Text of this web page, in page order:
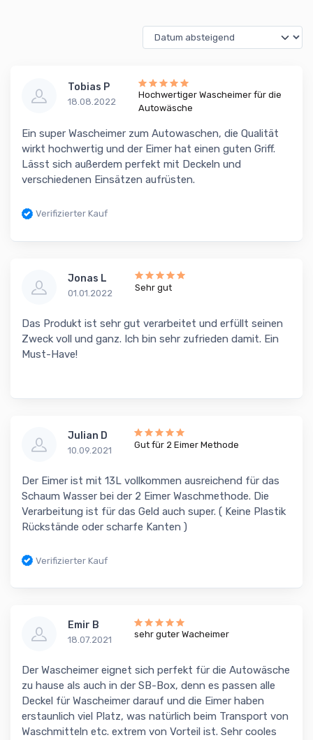
Tobias P
18.08.2022
Hochwertiger Wascheimer für die
Autowäsche
Ein super Wascheimer zum Autowaschen, die Qualität
wirkt hochwertig und der Eimer hat einen guten Griff.
Lässt sich außerdem perfekt mit Deckeln und
verschiedenen Einsätzen aufrüsten.
Verifizierter Kauf
Jonas L
01.01.2022
Sehr gut
Das Produkt ist sehr gut verarbeitet und erfüllt seinen
Zweck voll und ganz. Ich bin sehr zufrieden damit. Ein
Must-Have!
Julian D
10.09.2021
Gut für 2 Eimer Methode
Der Eimer ist mit 13L vollkommen ausreichend für das
Schaum Wasser bei der 2 Eimer Waschmethode. Die
Verarbeitung ist für das Geld auch super. ( Keine Plastik
Rückstände oder scharfe Kanten )
Verifizierter Kauf
Emir B
18.07.2021
sehr guter Wacheimer
Der Wascheimer eignet sich perfekt für die Autowäsche
zu hause als auch in der SB-Box, denn es passen alle
Deckel für Wascheimer darauf und die Eimer haben
erstaunlich viel Platz, was natürlich beim Transport von
Waschmitteln etc. extrem von Vorteil ist. Sehr cooles